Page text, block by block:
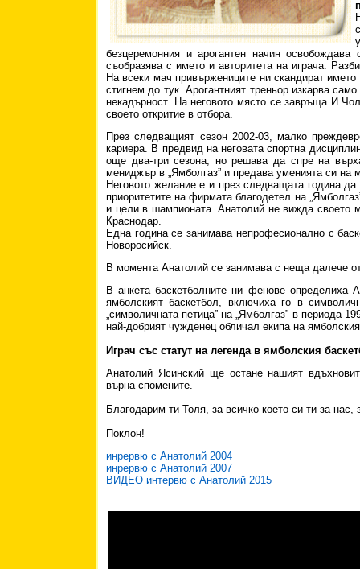
безцеремонния и арогантен начин
съобразява с името и авторитета на играча.
На всеки мач привържениците ни скандират
стигнем до тук. Арогантният треньор изкарва
некадърност. На неговото място се завръща
своето откритие в отбора.
През следващият сезон 2002-03, малко
кариера. В предвид на неговата спортна
още два-три сезона, но решава да спре на
мениджър в „Ямболгаз” и предава уменията си на
Неговото желание е и през следващата година
приоритетите на фирмата благодетел на
и цели в шампионата. Анатолий не вижда своето
Краснодар.
Една година се занимава непрофесионално с
Новоросийск.
В момента Анатолий се занимава с неща далече
В анкета баскетболните ни фенове определиха
ямболският баскетбол, включиха го в
„символичната петица” на „Ямболгаз” в периода
най-добрият чужденец обличал екипа на
Играч със статут на легенда в ямболския
Анатолий Ясинский ще остане нашият
върна спомените.
Благодарим ти Толя, за всичко което си ти за нас,
Поклон!
инрервю с Анатолий 2004
инрервю с Анатолий 2007
ВИДЕО интервю с Анатолий 2015